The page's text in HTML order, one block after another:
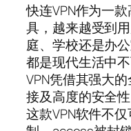
快连VPN作为一
具，越来越受到
庭、学校还是办
都是现代生活中
VPN凭借其强大
接及高度的安全
这款VPN软件不